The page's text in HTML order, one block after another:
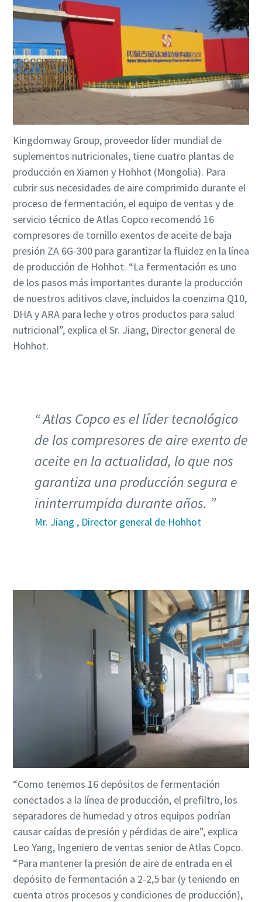
Catálogo de Productos de Atlas Copco
En este libro electrónico presentamos los productos y
servicios de la división de Compresores de Atlas Copco
Descúbralos aquí
Aire comprimido y nitrógeno para la industria
de alimentación y bebidas
El sabor, la calidad y la seguridad son la constante en la
industria de alimentación y bebidas, pero hay un
ingrediente fundamental que no se tiene en cuenta: el aire
comprimido. En este libro electrónico nos centraremos en
las soluciones de aire comprimido y nitrógeno para la
industria de alimentación y bebidas.
Descargar aquí
Una gran parte de su consumo de energía corresponde al
sistema de aire comprimido. El aumento de la eficiencia
energética puede reducir enormemente sus costes,
además de ayudarle a reducir sus emisiones de CO2. A
través de esta guía, los expertos de Atlas Copco le ayudan
a sacar todo el potencial de ahorro a su red de aire
comprimido
Descargar Guía de Optimización
Kingdomway Group, proveedor líder mundial de
suplementos nutricionales, tiene cuatro plantas de
producción en Xiamen y Hohhot (Mongolia). Para
cubrir sus necesidades de aire comprimido durante el
proceso de fermentación, el equipo de ventas y de
servicio técnico de Atlas Copco recomendó 16
compresores de tornillo exentos de aceite de baja
presión ZA 6G-300 para garantizar la fluidez en la línea
de producción de Hohhot. “La fermentación es uno
de los pasos más importantes durante la producción
de nuestros aditivos clave, incluidos la coenzima Q10,
DHA y ARA para leche y otros productos para salud
nutricional”, explica el Sr. Jiang, Director general de
Hohhot.
Atlas Copco es el líder tecnológico
de los compresores de aire exento de
aceite en la actualidad, lo que nos
garantiza una producción segura e
ininterrumpida durante años.
Mr. Jiang , Director general de Hohhot
“Como tenemos 16 depósitos de fermentación
conectados a la línea de producción, el prefiltro, los
separadores de humedad y otros equipos podrían
causar caídas de presión y pérdidas de aire”, explica
Leo Yang, Ingeniero de ventas senior de Atlas Copco.
“Para mantener la presión de aire de entrada en el
depósito de fermentación a 2-2,5 bar (y teniendo en
cuenta otros procesos y condiciones de producción),